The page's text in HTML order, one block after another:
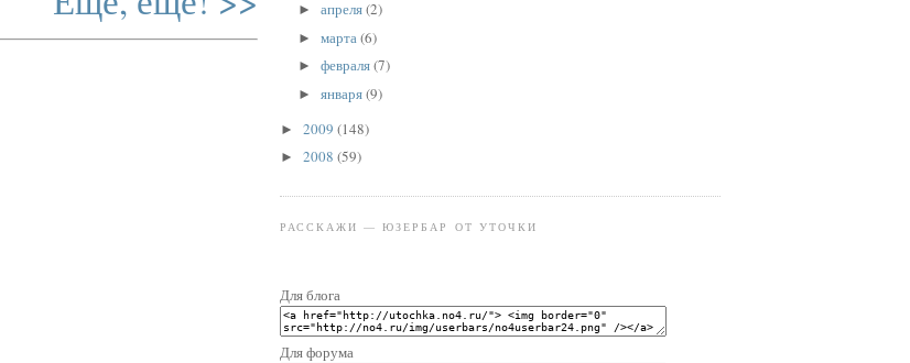
► апреля(2)
► марта(6)
► февраля(7)
► января(9)
► 2009 (148)
► 2008 (59)
РАССКАЖИ — ЮЗЕРБАР ОТ УТОЧКИ
Для блога
Для форума